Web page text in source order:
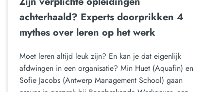
achterhaald? Experts doorprikken 4
mythes over leren op het werk
Moet leren altijd leuk zijn? En kan je dat eigenlijk
afdwingen in een organisatie? Min Huet (Aquafin) en
Sofie Jacobs (Antwerp Management School) gaan